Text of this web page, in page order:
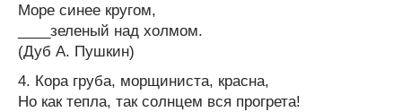
Море синее кругом,
____зеленый над холмом.
(Дуб А. Пушкин)
4. Кора груба, морщиниста, красна,
Но как тепла, так солнцем вся прогрета!